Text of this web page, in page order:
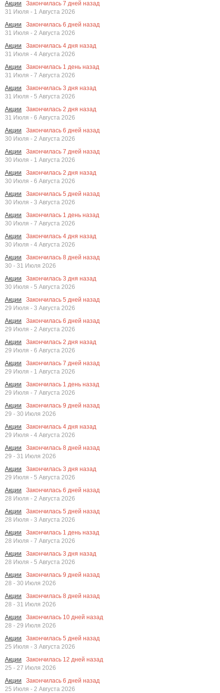
Акции
Закончилась 7 дней назад
31 Июля - 1 Августа 2026
Акции
Закончилась 6 дней назад
31 Июля - 2 Августа 2026
Акции
Закончилась 4 дня назад
31 Июля - 4 Августа 2026
Акции
Закончилась 1 день назад
31 Июля - 7 Августа 2026
Акции
Закончилась 3 дня назад
31 Июля - 5 Августа 2026
Акции
Закончилась 2 дня назад
31 Июля - 6 Августа 2026
Акции
Закончилась 6 дней назад
30 Июля - 2 Августа 2026
Акции
Закончилась 7 дней назад
30 Июля - 1 Августа 2026
Акции
Закончилась 2 дня назад
30 Июля - 6 Августа 2026
Акции
Закончилась 5 дней назад
30 Июля - 3 Августа 2026
Акции
Закончилась 1 день назад
30 Июля - 7 Августа 2026
Акции
Закончилась 4 дня назад
30 Июля - 4 Августа 2026
Акции
Закончилась 8 дней назад
30 - 31 Июля 2026
Акции
Закончилась 3 дня назад
30 Июля - 5 Августа 2026
Акции
Закончилась 5 дней назад
29 Июля - 3 Августа 2026
Акции
Закончилась 6 дней назад
29 Июля - 2 Августа 2026
Акции
Закончилась 2 дня назад
29 Июля - 6 Августа 2026
Акции
Закончилась 7 дней назад
29 Июля - 1 Августа 2026
Акции
Закончилась 1 день назад
29 Июля - 7 Августа 2026
Акции
Закончилась 9 дней назад
29 - 30 Июля 2026
Акции
Закончилась 4 дня назад
29 Июля - 4 Августа 2026
Акции
Закончилась 8 дней назад
29 - 31 Июля 2026
Акции
Закончилась 3 дня назад
29 Июля - 5 Августа 2026
Акции
Закончилась 6 дней назад
28 Июля - 2 Августа 2026
Акции
Закончилась 5 дней назад
28 Июля - 3 Августа 2026
Акции
Закончилась 1 день назад
28 Июля - 7 Августа 2026
Акции
Закончилась 3 дня назад
28 Июля - 5 Августа 2026
Акции
Закончилась 9 дней назад
28 - 30 Июля 2026
Акции
Закончилась 8 дней назад
28 - 31 Июля 2026
Акции
Закончилась 10 дней назад
28 - 29 Июля 2026
Акции
Закончилась 5 дней назад
25 Июля - 3 Августа 2026
Акции
Закончилась 12 дней назад
25 - 27 Июля 2026
Акции
Закончилась 6 дней назад
25 Июля - 2 Августа 2026